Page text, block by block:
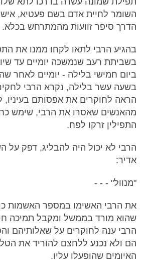
השומר לחיית אדם בשם פעטיא, איש
הדרך סיפר זוועות מהמתרחש בכלא.
בהגיע הרבי לתאו לקחו ממנו את
בשביתת רעב שנמשכה יומיים עד
ביום חמישי בלילה - יומיים לאחר
בשעה עשר בלילה, נקרא הרבי
הראה לחוקרים את אפסותם בעיניו,
מהאנשים שאסרו את הרבי, שימש
התפילין זרקו לפח.
הרבי לא יכול היה להבליג, דפק על
אדיר:
"מנוול" - - -
את הרבי האשימו במספר האשמות
שהוא מורד בממשל ומקבל תמיכה
הרבי ענה לחוקרים על שאלותיהם
הם ולא נכנע ללחצם להוריד את
האיומים שהופעלו עליו.